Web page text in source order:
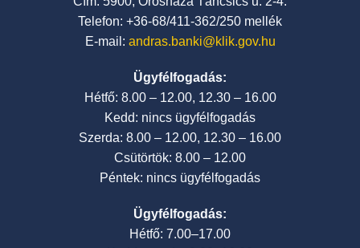
Telefon: +36-68/411-362/250 mellék
E-mail: andras.banki@klik.gov.hu
Ügyfélfogadás:
Hétfő: 8.00 – 12.00, 12.30 – 16.00
Kedd: nincs ügyfélfogadás
Szerda: 8.00 – 12.00, 12.30 – 16.00
Csütörtök: 8.00 – 12.00
Péntek: nincs ügyfélfogadás
Ügyfélfogadás:
Hétfő: 7.00–17.00